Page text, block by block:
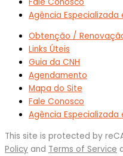
Agência Especializada
Obtenção /
Links Úteis
Guia da CNH
Agendamento
Mapa do Site
Fale Conosco
Agência Especializada
This site is protected by
Policy and Terms of Service